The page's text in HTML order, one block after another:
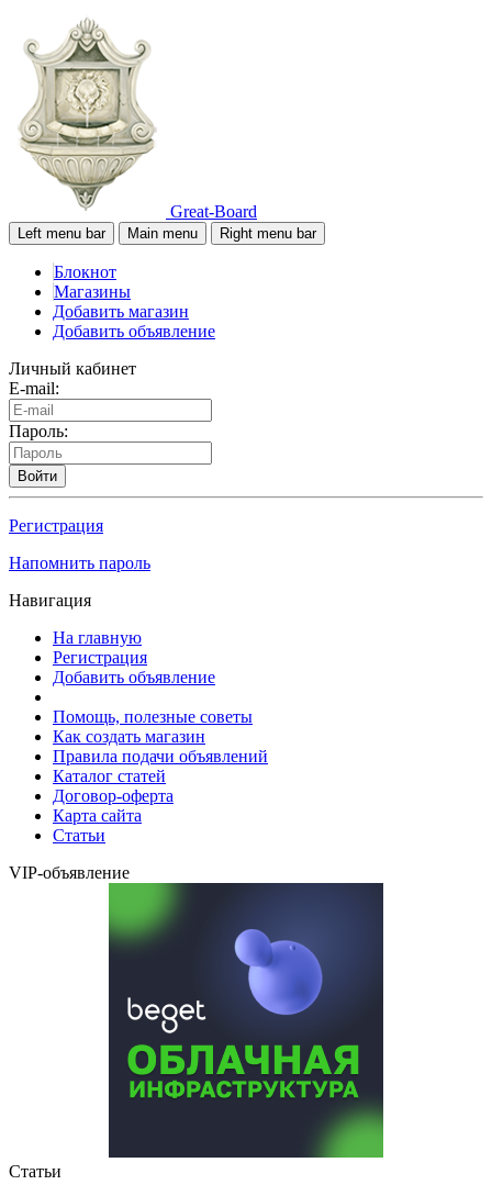
Great-Board
Left menu bar Main menu Right menu bar
Блокнот
Магазины
Добавить магазин
Добавить объявление
Личный кабинет
E-mail:
Пароль:
Войти
Регистрация
Напомнить пароль
Навигация
На главную
Регистрация
Добавить объявление
Помощь, полезные советы
Как создать магазин
Правила подачи объявлений
Каталог статей
Договор-оферта
Карта сайта
Статьи
VIP-объявление
Статьи